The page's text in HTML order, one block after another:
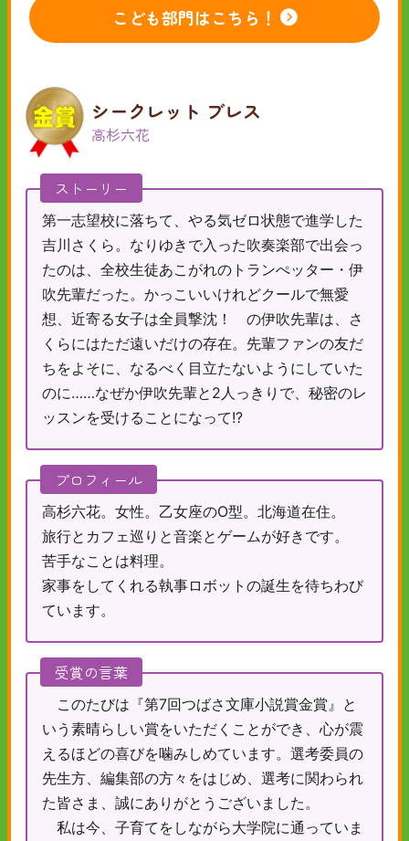
こども部門はこちら！
シークレット ブレス
高杉六花
ストーリー
第一志望校に落ちて、やる気ゼロ状態で進学した
吉川さくら。なりゆきで入った吹奏楽部で出会っ
たのは、全校生徒あこがれのトランぺッター・伊
吹先輩だった。かっこいいけれどクールで無愛
想、近寄る女子は全員撃沈！ の伊吹先輩は、さ
くらにはただ遠いだけの存在。先輩ファンの友だ
ちをよそに、なるべく目立たないようにしていた
のに……なぜか伊吹先輩と2人っきりで、秘密のレ
ッスンを受けることになって!?
プロフィール
高杉六花。女性。乙女座のO型。北海道在住。
旅行とカフェ巡りと音楽とゲームが好きです。
苦手なことは料理。
家事をしてくれる執事ロボットの誕生を待ちわび
ています。
受賞の言葉
このたびは『第7回つばさ文庫小説賞金賞』と
いう素晴らしい賞をいただくことができ、心が震
えるほどの喜びを噛みしめています。選考委員の
先生方、編集部の方々をはじめ、選考に関わられ
た皆さま、誠にありがとうございました。
私は今、子育てをしながら大学院に通っていま